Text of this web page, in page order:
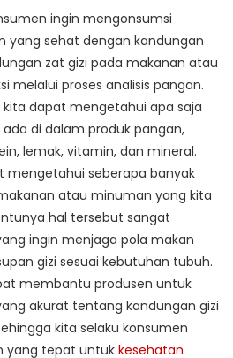
ingin mengonsumsi
yang sehat dengan kandungan
zat gizi pada makanan atau
melalui proses analisis pangan.
kita dapat mengetahui apa saja
di dalam produk pangan,
lemak, vitamin, dan mineral.
mengetahui seberapa banyak
atau minuman yang kita
hal tersebut sangat
ingin menjaga pola makan
gizi sesuai kebutuhan tubuh.
membantu produsen untuk
akurat tentang kandungan gizi
kita selaku konsumen
yang tepat untuk kesehatan